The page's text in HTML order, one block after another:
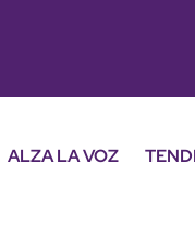
ALZA LA VOZ